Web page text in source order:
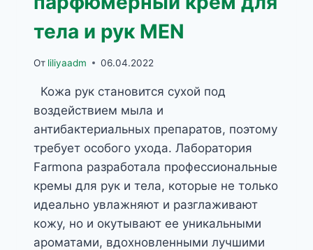
тела и рук MEN
От liliyaadm 06.04.2022
Кожа рук становится сухой под
воздействием мыла и
антибактериальных препаратов, поэтому
требует особого ухода. Лаборатория
Farmona разработала профессиональные
кремы для рук и тела, которые не только
идеально увлажняют и разглаживают
кожу, но и окутывают ее уникальными
ароматами, вдохновленными лучшими